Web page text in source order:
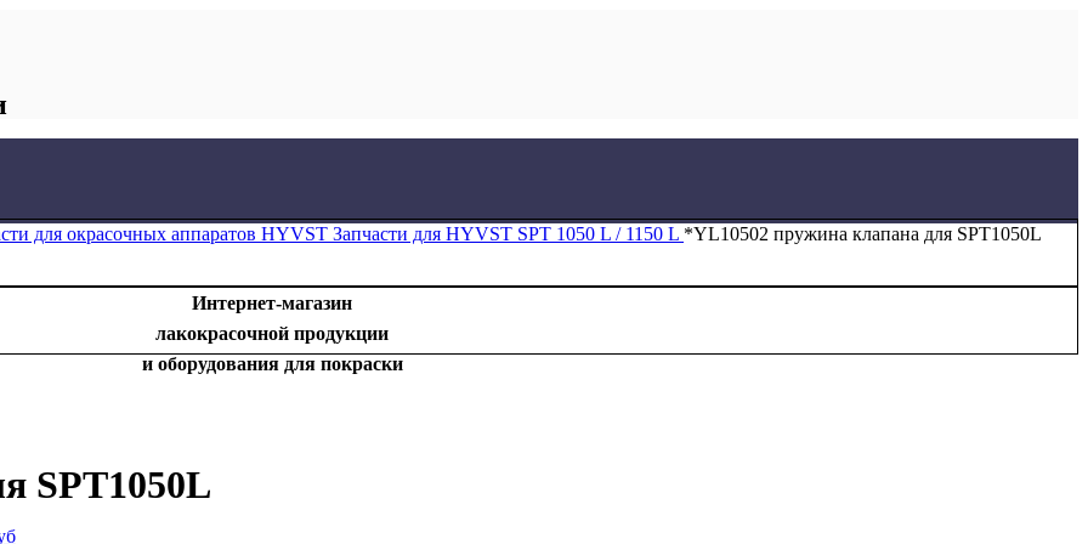
Интернет-магазин
лакокрасочной продукции
и оборудования для покраски
для окрасочных аппаратов HYVST Запчасти для HYVST SPT 1050 L / 1150 L *YL10502 пружина клапана для SPT1050L
SPT1050L